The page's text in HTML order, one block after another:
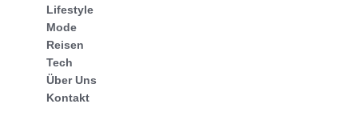
Lifestyle
Mode
Reisen
Tech
Über Uns
Kontakt